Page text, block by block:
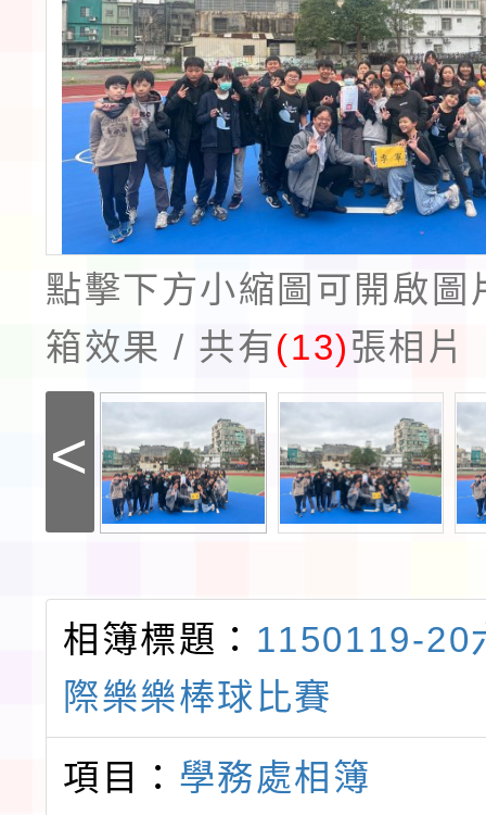
點擊下方小縮圖可開啟圖
箱效果 / 共有(13)張相片
<
相簿標題： 1150119-20
際樂樂棒球比賽
項目： 學務處相簿